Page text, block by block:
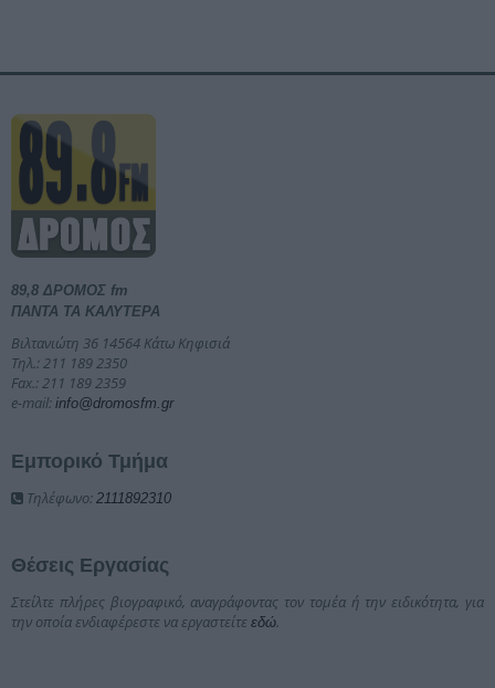
89,8 ΔΡΟΜΟΣ fm
ΠΑΝΤΑ ΤΑ ΚΑΛΥΤΕΡΑ
Βιλτανιώτη 36 14564 Κάτω Κηφισιά
Τηλ.: 211 189 2350
Fax.: 211 189 2359
e-mail: info@dromosfm.gr
Εμπορικό Τμήμα
Τηλέφωνο: 2111892310
Θέσεις Εργασίας
Στείλτε πλήρες βιογραφικό, αναγράφοντας τον τομέα ή την ειδικότητα, για
την οποία ενδιαφέρεστε να εργαστείτε εδώ